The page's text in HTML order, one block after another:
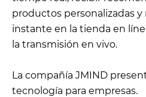
productos personalizadas y
instante en la tienda en
la transmisión en vivo.
La compañía JMIND
tecnología para empresas.